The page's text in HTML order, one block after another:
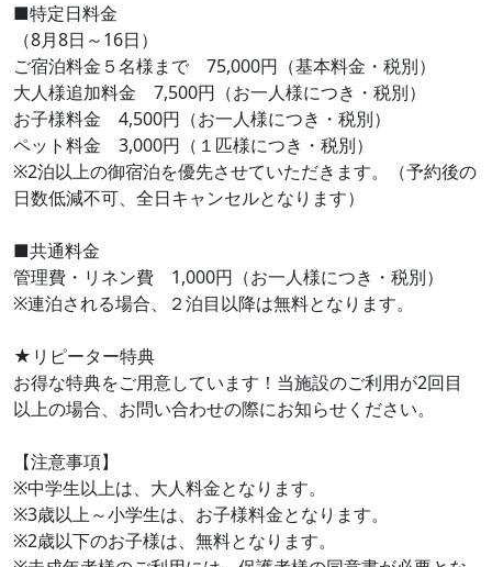
■特定日料金
（8月8日～16日）
ご宿泊料金５名様まで 75,000円（基本料金・税別）
大人様追加料金 7,500円（お一人様につき・税別）
お子様料金 4,500円（お一人様につき・税別）
ペット料金 3,000円（１匹様につき・税別）
※2泊以上の御宿泊を優先させていただきます。（予約後の
日数低減不可、全日キャンセルとなります）
■共通料金
管理費・リネン費 1,000円（お一人様につき・税別）
※連泊される場合、２泊目以降は無料となります。
★リピーター特典
お得な特典をご用意しています！当施設のご利用が2回目
以上の場合、お問い合わせの際にお知らせください。
【注意事項】
※中学生以上は、大人料金となります。
※3歳以上～小学生は、お子様料金となります。
※2歳以下のお子様は、無料となります。